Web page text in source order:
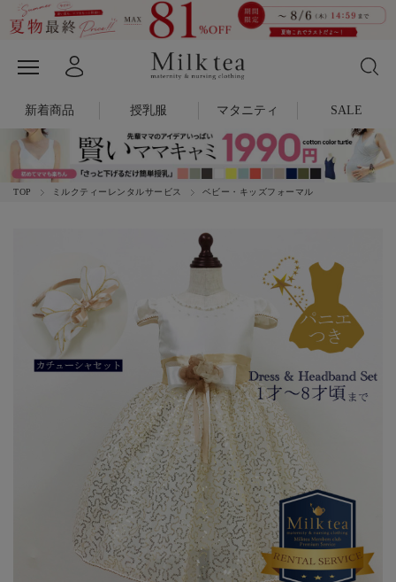
新着商品 授乳服 マタニティ SALE
TOP ミルクティーレンタルサービス ベビー・キッズフォーマル